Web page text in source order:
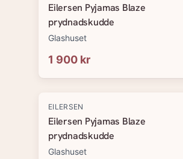
Eilersen Pyjamas Blaze
prydnadskudde
Glashuset
1 900 kr
EILERSEN
Eilersen Pyjamas Blaze
prydnadskudde
Glashuset